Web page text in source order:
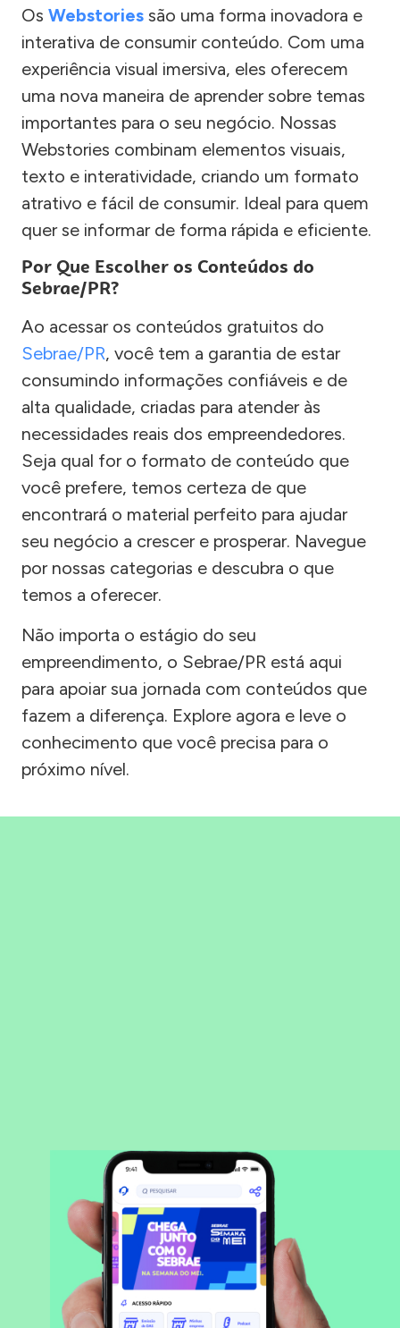
Os Webstories são uma forma inovadora e
interativa de consumir conteúdo. Com uma
experiência visual imersiva, eles oferecem
uma nova maneira de aprender sobre temas
importantes para o seu negócio. Nossas
Webstories combinam elementos visuais,
texto e interatividade, criando um formato
atrativo e fácil de consumir. Ideal para quem
quer se informar de forma rápida e eficiente.
Por Que Escolher os Conteúdos do
Sebrae/PR?
Ao acessar os conteúdos gratuitos do
Sebrae/PR, você tem a garantia de estar
consumindo informações confiáveis e de
alta qualidade, criadas para atender às
necessidades reais dos empreendedores.
Seja qual for o formato de conteúdo que
você prefere, temos certeza de que
encontrará o material perfeito para ajudar
seu negócio a crescer e prosperar. Navegue
por nossas categorias e descubra o que
temos a oferecer.
Não importa o estágio do seu
empreendimento, o Sebrae/PR está aqui
para apoiar sua jornada com conteúdos que
fazem a diferença. Explore agora e leve o
conhecimento que você precisa para o
próximo nível.